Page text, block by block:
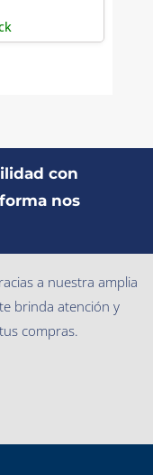
con
nos
a nuestra amplia
brinda atención y
compras.